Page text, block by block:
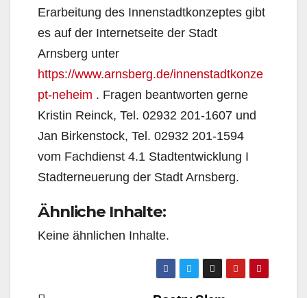
Erarbeitung des Innenstadtkonzeptes gibt
es auf der Internetseite der Stadt
Arnsberg unter
https://www.arnsberg.de/innenstadtkonze
pt-neheim . Fragen beantworten gerne
Kristin Reinck, Tel. 02932 201-1607 und
Jan Birkenstock, Tel. 02932 201-1594
vom Fachdienst 4.1 Stadtentwicklung I
Stadterneuerung der Stadt Arnsberg.
Ähnliche Inhalte:
Keine ähnlichen Inhalte.